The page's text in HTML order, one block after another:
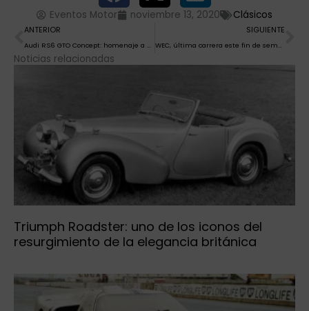
Eventos Motor noviembre 13, 2020 Clásicos
Ant
ANTERIOR
Audi RS6 GTO Concept: homenaje a 40 años de quattro
SIGUIENTE
WEC, última carrera este fin de semana
Noticias relacionadas
Triumph Roadster: uno de los iconos del
resurgimiento de la elegancia británica